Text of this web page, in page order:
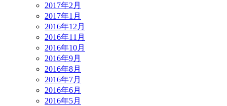
2017年2月
2017年1月
2016年12月
2016年11月
2016年10月
2016年9月
2016年8月
2016年7月
2016年6月
2016年5月